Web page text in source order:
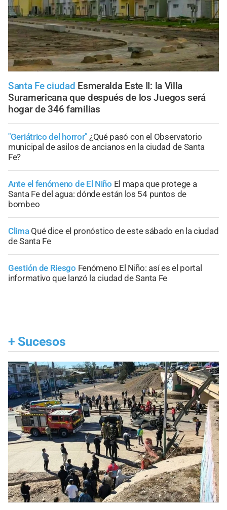
Santa Fe ciudad Esmeralda Este II: la Villa
Suramericana que después de los Juegos será
hogar de 346 familias
"Geriátrico del horror" ¿Qué pasó con el Observatorio
municipal de asilos de ancianos en la ciudad de Santa
Fe?
Ante el fenómeno de El Niño El mapa que protege a
Santa Fe del agua: dónde están los 54 puntos de
bombeo
Clima Qué dice el pronóstico de este sábado en la ciudad
de Santa Fe
Gestión de Riesgo Fenómeno El Niño: así es el portal
informativo que lanzó la ciudad de Santa Fe
+ Sucesos